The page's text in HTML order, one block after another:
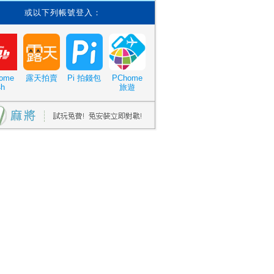
或以下列帳號登入：
露天拍賣 Pi 拍錢包
PChome
旅遊